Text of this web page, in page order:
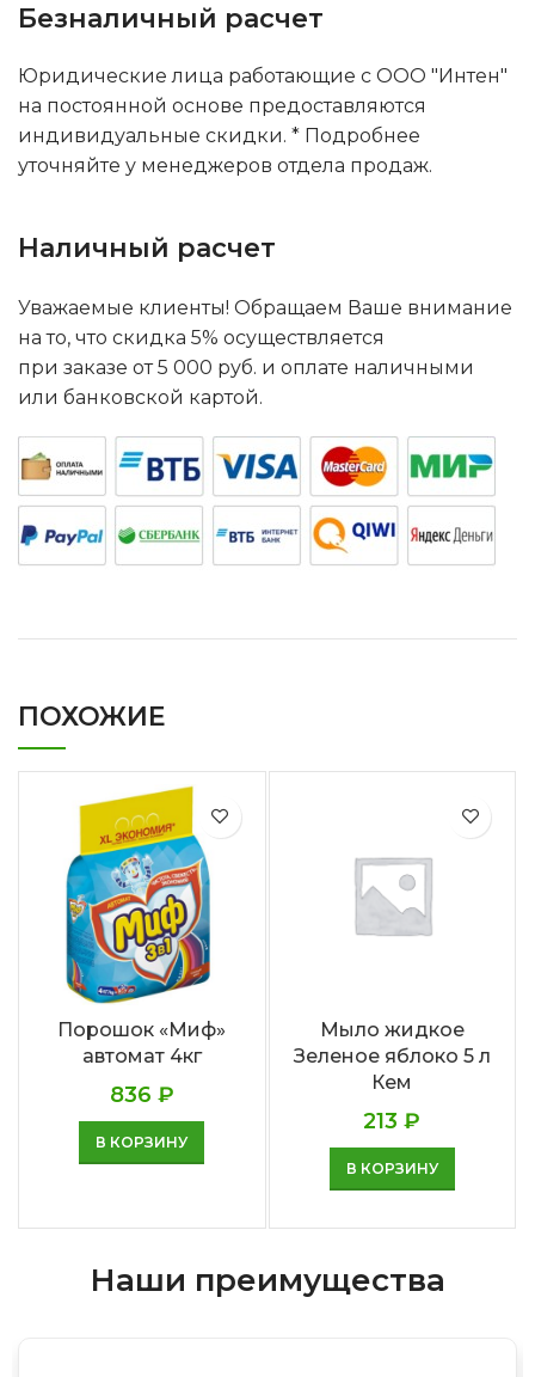
Безналичный расчет
Юридические лица работающие с ООО "Интен"
на постоянной основе предоставляются
индивидуальные скидки. * Подробнее
уточняйте у менеджеров отдела продаж.
Наличный расчет
Уважаемые клиенты! Обращаем Ваше внимание
на то, что скидка 5% осуществляется
при заказе от 5 000 руб. и оплате наличными
или банковской картой.
ПОХОЖИЕ
Порошок «Миф»
автомат 4кг
836 ₽
В КОРЗИНУ
Мыло жидкое
Зеленое яблоко 5 л
Кем
213₽
В КОРЗИНУ
Наши преимущества